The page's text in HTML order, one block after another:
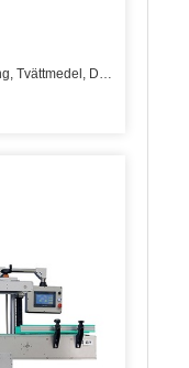
Tvättmedel, Drycker, Olja,